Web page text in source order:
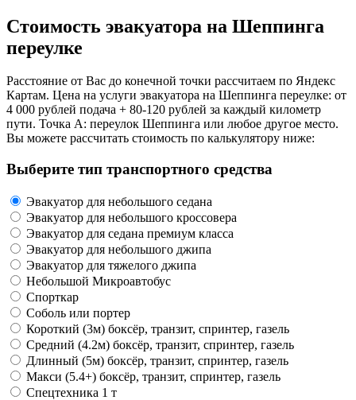
Стоимость эвакуатора на Шеппинга
переулке
Расстояние от Вас до конечной точки рассчитаем по Яндекс
Картам. Цена на услуги эвакуатора на Шеппинга переулке: от
4 000 рублей подача + 80-120 рублей за каждый километр
пути. Точка А: переулок Шеппинга или любое другое место.
Вы можете рассчитать стоимость по калькулятору ниже:
Выберите тип транспортного средства
Эвакуатор для небольшого седана
Эвакуатор для небольшого кроссовера
Эвакуатор для седана премиум класса
Эвакуатор для небольшого джипа
Эвакуатор для тяжелого джипа
Небольшой Микроавтобус
Спорткар
Соболь или портер
Короткий (3м) боксёр, транзит, спринтер, газель
Средний (4.2м) боксёр, транзит, спринтер, газель
Длинный (5м) боксёр, транзит, спринтер, газель
Макси (5.4+) боксёр, транзит, спринтер, газель
Спецтехника 1 т